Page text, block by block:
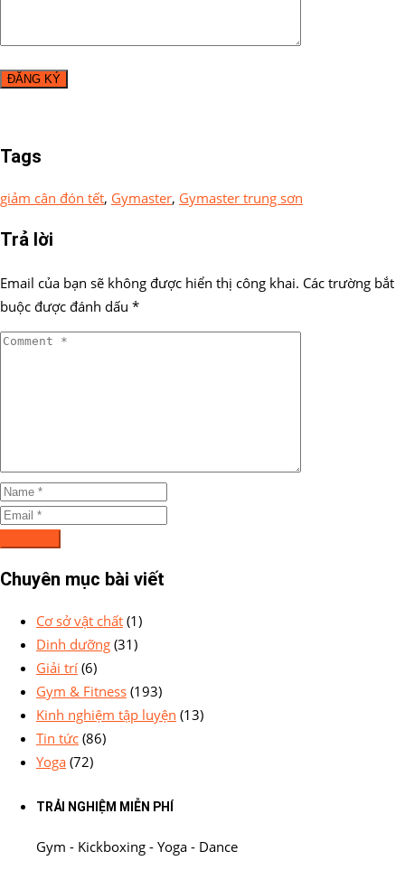
Tags
giảm cân đón tết, Gymaster, Gymaster trung sơn
Trả lời
Email của bạn sẽ không được hiển thị công khai. Các trường bắt
buộc được đánh dấu *
Chuyên mục bài viết
Cơ sở vật chất (1)
Dinh dưỡng (31)
Giải trí (6)
Gym & Fitness (193)
Kinh nghiệm tập luyện (13)
Tin tức (86)
Yoga (72)
TRẢI NGHIỆM MIỄN PHÍ
Gym - Kickboxing - Yoga - Dance